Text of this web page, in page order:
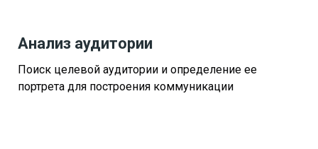
Анализ аудитории
Поиск целевой аудитории и определение ее
портрета для построения коммуникации